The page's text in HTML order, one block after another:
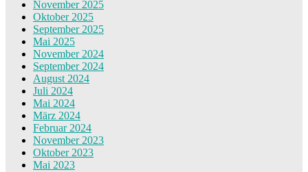
November 2025
Oktober 2025
September 2025
Mai 2025
November 2024
September 2024
August 2024
Juli 2024
Mai 2024
März 2024
Februar 2024
November 2023
Oktober 2023
Mai 2023